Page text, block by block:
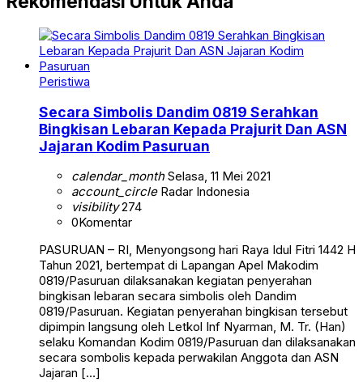
Peristiwa
Secara Simbolis Dandim 0819 Serahkan
Bingkisan Lebaran Kepada Prajurit Dan ASN
Jajaran Kodim Pasuruan
calendar_monthSelasa, 11 Mei 2021
account_circleRadar Indonesia
visibility274
0Komentar
PASURUAN – RI, Menyongsong hari Raya Idul Fitri 1442 H
Tahun 2021, bertempat di Lapangan Apel Makodim
0819/Pasuruan dilaksanakan kegiatan penyerahan
bingkisan lebaran secara simbolis oleh Dandim
0819/Pasuruan. Kegiatan penyerahan bingkisan tersebut
dipimpin langsung oleh Letkol Inf Nyarman, M. Tr. (Han)
selaku Komandan Kodim 0819/Pasuruan dan dilaksanakan
secara sombolis kepada perwakilan Anggota dan ASN
Jajaran […]